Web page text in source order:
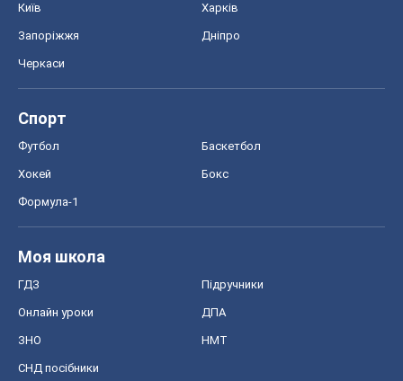
Київ Харків
Запоріжжя Дніпро
Черкаси
Спорт
Футбол Баскетбол
Хокей Бокс
Формула-1
Моя школа
ГДЗ Підручники
Онлайн уроки ДПА
ЗНО НМТ
СНД посібники